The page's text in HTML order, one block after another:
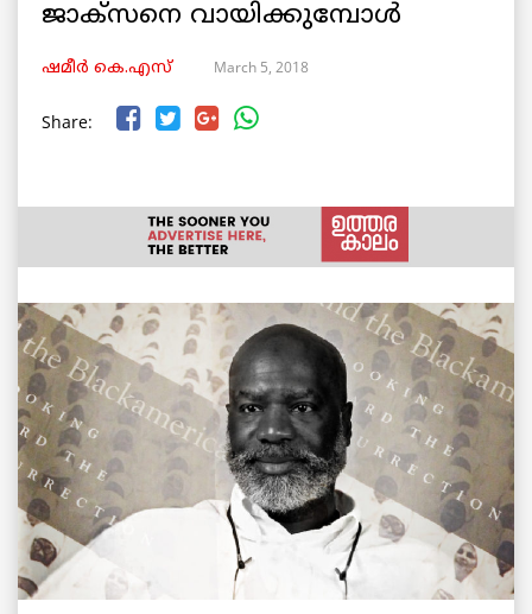
ജാക്സനെ വായിക്കുമ്പോൾ
ഷമീര്‍ കെ.എസ് March 5, 2018
Share: